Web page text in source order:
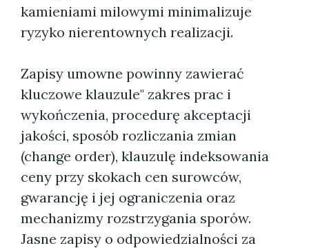
kamieniami milowymi minimalizuje
ryzyko nierentownych realizacji.
Zapisy umowne powinny zawierać
kluczowe klauzule" zakres prac i
wykończenia, procedurę akceptacji
jakości, sposób rozliczania zmian
(change order), klauzulę indeksowania
ceny przy skokach cen surowców,
gwarancję i jej ograniczenia oraz
mechanizmy rozstrzygania sporów.
Jasne zapisy o odpowiedzialności za